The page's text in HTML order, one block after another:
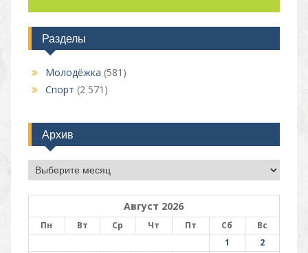
Разделы
Молодёжка (581)
Спорт (2 571)
Архив
Архив
Август 2026
Пн Вт Ср Чт Пт Сб
Вс
1
2